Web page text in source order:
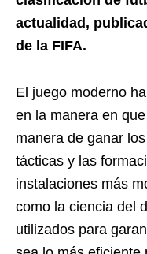
actualidad,
de la FIFA.
El juego moderno
en la manera en
manera de ganar
tácticas y las
instalaciones más
como la ciencia del
utilizados para